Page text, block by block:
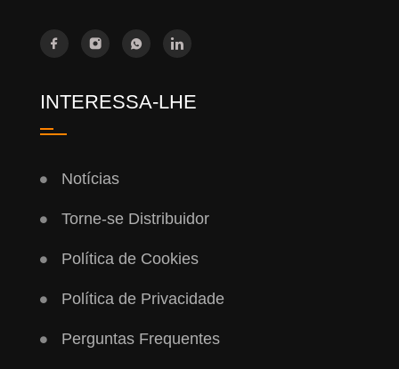
INTERESSA-LHE
Notícias
Torne-se Distribuidor
Política de Cookies
Política de Privacidade
Perguntas Frequentes